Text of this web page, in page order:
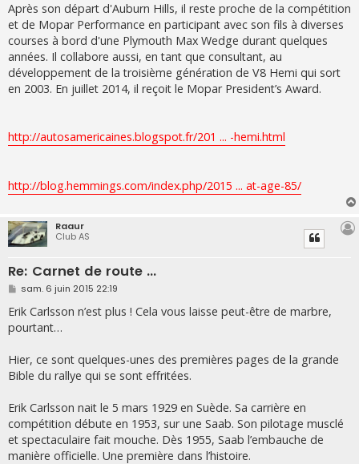
Après son départ d'Auburn Hills, il reste proche de la compétition
et de Mopar Performance en participant avec son fils à diverses
courses à bord d'une Plymouth Max Wedge durant quelques
années. Il collabore aussi, en tant que consultant, au
développement de la troisième génération de V8 Hemi qui sort
en 2003. En juillet 2014, il reçoit le Mopar President’s Award.
http://autosamericaines.blogspot.fr/201 ... -hemi.html
http://blog.hemmings.com/index.php/2015 ... at-age-85/
Raaur
Club AS
Re: Carnet de route ...
M
s
s
a
sam. 6 juin 2015 22:19
Erik Carlsson n’est plus ! Cela vous laisse peut-être de marbre,
pourtant…
Hier, ce sont quelques-unes des premières pages de la grande
Bible du rallye qui se sont effritées.
Erik Carlsson nait le 5 mars 1929 en Suède. Sa carrière en
compétition débute en 1953, sur une Saab. Son pilotage musclé
et spectaculaire fait mouche. Dès 1955, Saab l’embauche de
manière officielle. Une première dans l’histoire.